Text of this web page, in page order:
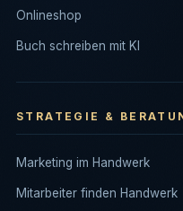
Onlineshop
Buch schreiben mit KI
STRATEGIE &
Marketing im Handwerk
Mitarbeiter finden Handwerk